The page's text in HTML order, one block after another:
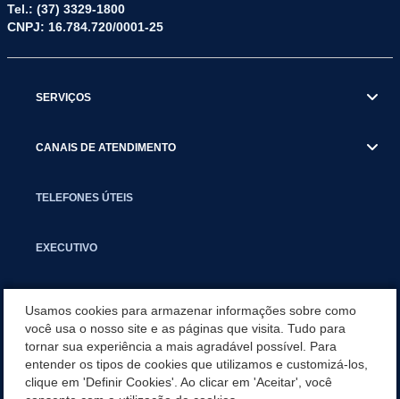
Tel.: (37) 3329-1800
CNPJ: 16.784.720/0001-25
SERVIÇOS
CANAIS DE ATENDIMENTO
TELEFONES ÚTEIS
EXECUTIVO
APLICATIVO
Usamos cookies para armazenar informações sobre como
você usa o nosso site e as páginas que visita. Tudo para
tornar sua experiência a mais agradável possível. Para
entender os tipos de cookies que utilizamos e customizá-los,
clique em 'Definir Cookies'. Ao clicar em 'Aceitar', você